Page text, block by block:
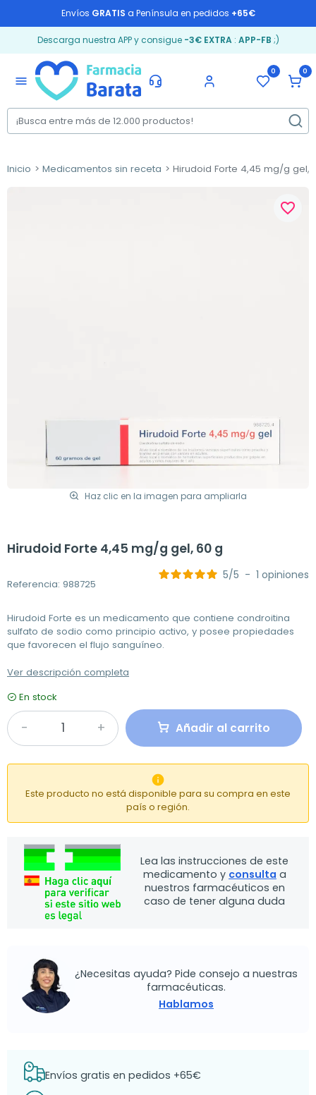
Envíos GRATIS a Península en pedidos +65€
Descarga nuestra APP y consigue -3€ EXTRA: APP-FB ;)
menu
0 0
Inicio Medicamentos sin receta Hirudoid Forte 4,45 mg/g gel,
Haz clic en la imagen para ampliarla
favorite_border
Hirudoid Forte 4,45 mg/g gel, 60 g
Referencia: 988725
5/5 - 1 opiniones
Hirudoid Forte es un medicamento que contiene condroitina
sulfato de sodio como principio activo, y posee propiedades
que favorecen el flujo sanguíneo.
Ver descripción completa
En stock
Añadir al carrito

Este producto no está disponible para su compra en este
país o región.
Lea las instrucciones de este
medicamento y consulta a
nuestros farmacéuticos en
caso de tener alguna duda
¿Necesitas ayuda? Pide consejo a nuestras
farmacéuticas.
Hablamos
Envíos gratis en pedidos +65€